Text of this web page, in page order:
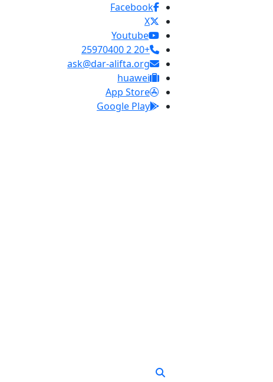
Facebook
X
Youtube
+20 2 25970400
ask@dar-alifta.org
huawei
App Store
Google Play